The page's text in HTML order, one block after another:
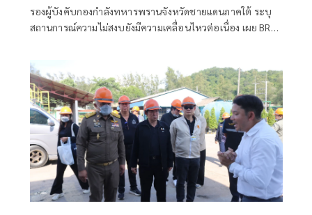
รองผู้บังคับกองกำลังทหารพรานจังหวัดชายแดนภาคใต้ ระบุ
สถานการณ์ความไม่สงบยังมีความเคลื่อนไหวต่อเนื่อง เผย BRN